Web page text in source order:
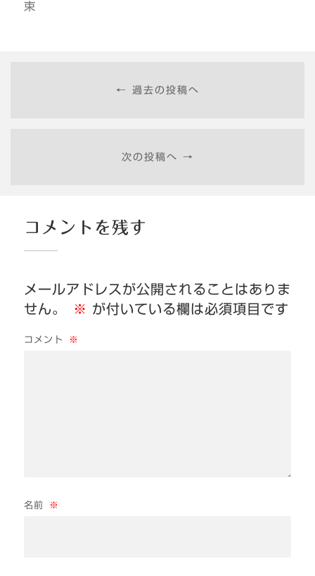
束
← 過去の投稿へ
次の投稿へ →
コメントを残す
メールアドレスが公開されることはありま
せん。
※ が付いている欄は必須項目です
コメント ※
名前 ※